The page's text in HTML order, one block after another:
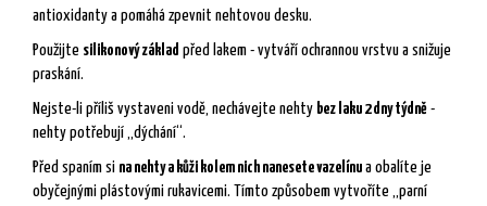
antioxidanty a pomáhá zpevnit nehtovou desku.
Použijte silikonový základ před lakem - vytváří ochrannou vrstvu a snižuje
praskání.
Nejste-li příliš vystaveni vodě, nechávejte nehty bez laku 2 dny týdně -
nehty potřebují „dýchání“.
Před spaním si na nehty a kůži kolem nich nanesete vazelínu a obalíte je
obyčejnými plástovými rukavicemi. Tímto způsobem vytvoříte „parní